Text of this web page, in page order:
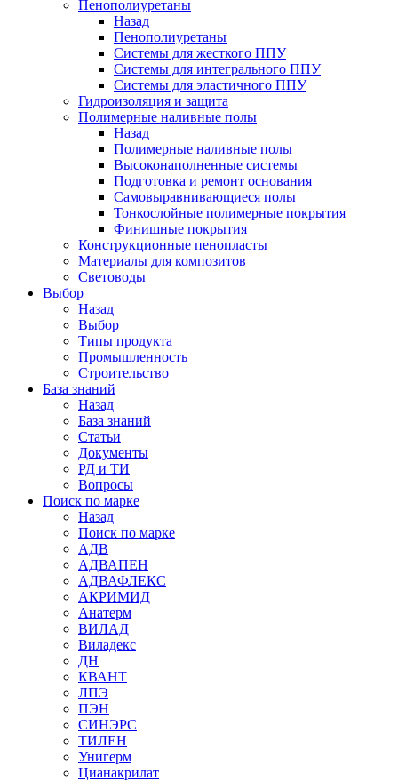
Пенополиуретаны
Назад
Пенополиуретаны
Системы для жесткого ППУ
Системы для интегрального ППУ
Системы для эластичного ППУ
Гидроизоляция и защита
Полимерные наливные полы
Назад
Полимерные наливные полы
Высоконаполненные системы
Подготовка и ремонт основания
Самовыравнивающиеся полы
Тонкослойные полимерные покрытия
Финишные покрытия
Конструкционные пенопласты
Материалы для композитов
Световоды
Выбор
Назад
Выбор
Типы продукта
Промышленность
Строительство
База знаний
Назад
База знаний
Статьи
Документы
РД и ТИ
Вопросы
Поиск по марке
Назад
Поиск по марке
АДВ
АДВАПЕН
АДВАФЛЕКС
АКРИМИД
Анатерм
ВИЛАД
Виладекс
ДН
КВАНТ
ЛПЭ
ПЭН
СИНЭРС
ТИЛЕН
Унигерм
Цианакрилат